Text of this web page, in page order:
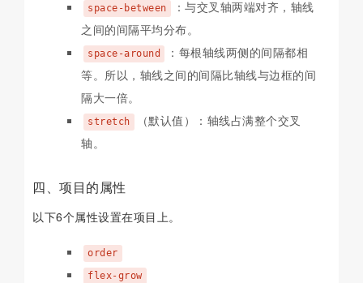
space-between
：与交叉轴两端对齐，轴线
之间的间隔平均分布。
space-around
：每根轴线两侧的间隔都相
等。所以，轴线之间的间隔比轴线与边框的间
隔大一倍。
stretch
（默认值）：轴线占满整个交叉
轴。
四、项目的属性
以下6个属性设置在项目上。
order
flex-grow